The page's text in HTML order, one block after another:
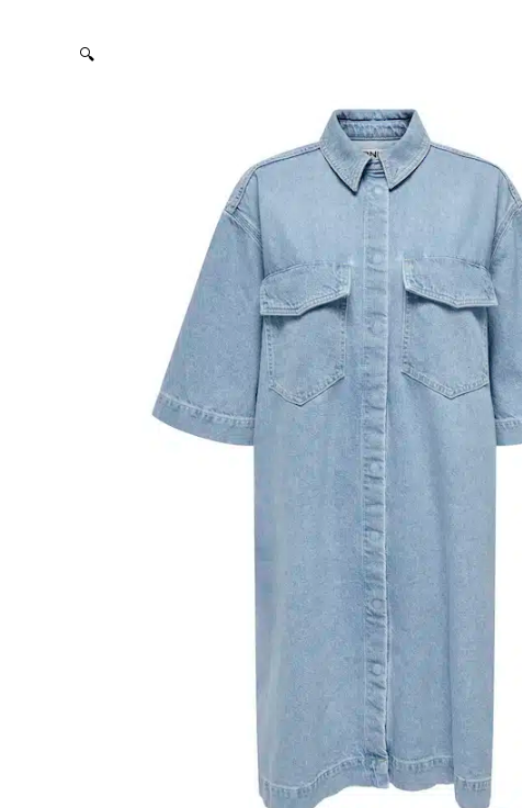
🔍